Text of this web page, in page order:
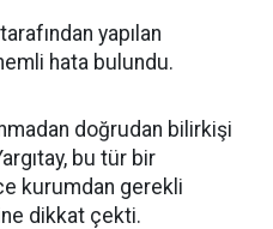
yapılan
hata bulundu.
doğrudan bilirkişi
bu tür bir
kurumdan gerekli
dikkat çekti.